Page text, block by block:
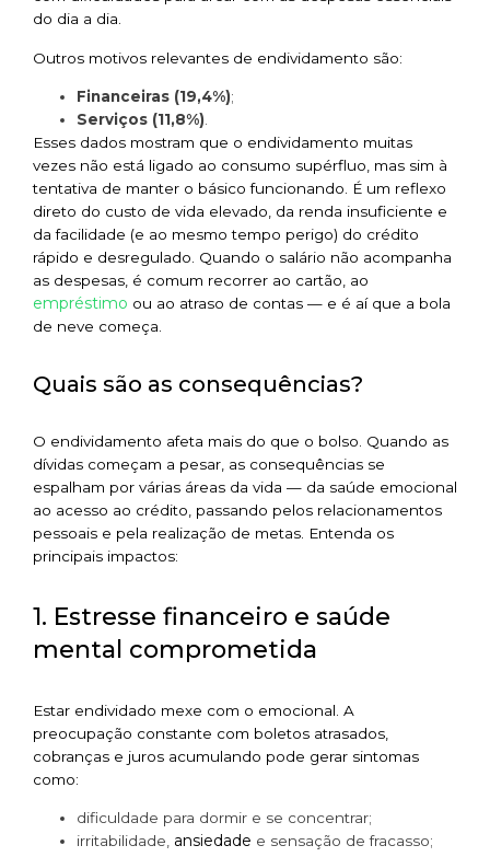
do dia a dia.
Outros motivos relevantes de endividamento são:
Financeiras (19,4%);
Serviços (11,8%)
Esses dados mostram que o endividamento muitas
vezes não está ligado ao consumo supérfluo, mas sim à
tentativa de manter o básico funcionando. É um reflexo
direto do custo de vida elevado, da renda insuficiente e
da facilidade (e ao mesmo tempo perigo) do crédito
rápido e desregulado. Quando o salário não acompanha
as despesas, é comum recorrer ao cartão, ao
empréstimo ou ao atraso de contas — e é aí que a bola
de neve começa.
Quais são as consequências?
O endividamento afeta mais do que o bolso. Quando as
dívidas começam a pesar, as consequências se
espalham por várias áreas da vida — da saúde emocional
ao acesso ao crédito, passando pelos relacionamentos
pessoais e pela realização de metas. Entenda os
principais impactos:
1. Estresse financeiro e saúde
mental comprometida
Estar endividado mexe com o emocional. A
preocupação constante com boletos atrasados,
cobranças e juros acumulando pode gerar sintomas
como:
dificuldade para dormir e se concentrar;
irritabilidade, ansiedade e sensação de fracasso;